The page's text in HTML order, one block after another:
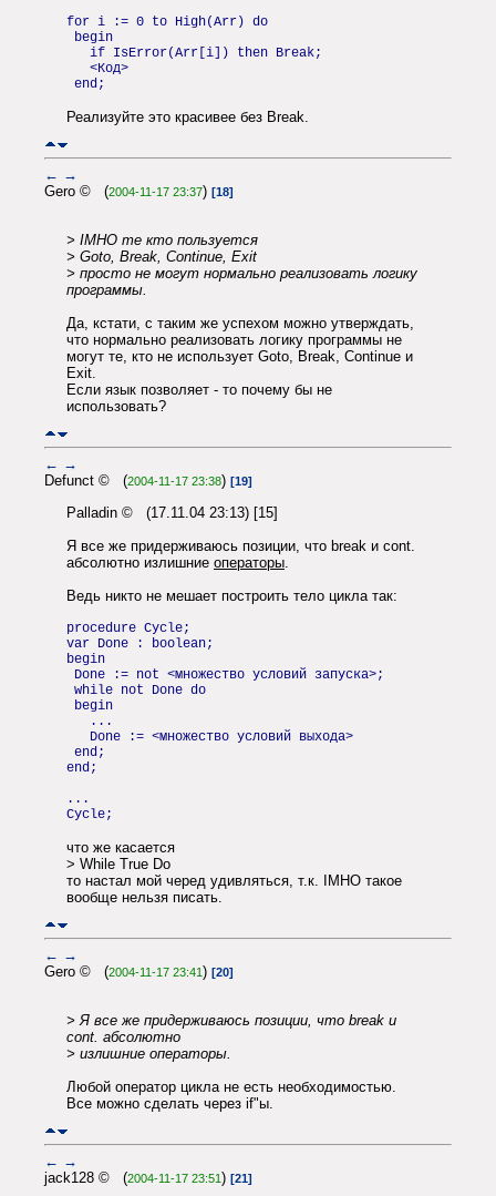
for i := 0 to High(Arr) do
begin
if IsError(Arr[i]) then Break;
<Код>
end;
Реализуйте это красивее без Break.
← →
Gero © (2004-11-17 23:37) [18]
> IMHO те кто пользуется
> Goto, Break, Continue, Exit
> просто не могут нормально реализовать логику
программы.
Да, кстати, с таким же успехом можно утверждать,
что нормально реализовать логику программы не
могут те, кто не использует Goto, Break, Continue и
Exit.
Если язык позволяет - то почему бы не
использовать?
← →
Defunct © (2004-11-17 23:38) [19]
Palladin © (17.11.04 23:13) [15]
Я все же придерживаюсь позиции, что break и cont.
абсолютно излишние операторы
Ведь никто не мешает построить тело цикла так:
procedure Cycle;
var Done : boolean;
begin
Done := not <множество условий запуска>;
while not Done do
begin
...
Done := <множество условий выхода>
end;
end;
...
Cycle;
что же касается
> While True Do
то настал мой черед удивляться, т.к. IMHO такое
вообще нельзя писать.
← →
Gero © (2004-11-17 23:41 ) [20]
> Я все же придерживаюсь позиции, что break и
cont. абсолютно
> излишние операторы.
Любой оператор цикла не есть необходимостью.
Все можно сделать через if"ы.
← →
jack128 © (2004-11-17 23:51) [21]